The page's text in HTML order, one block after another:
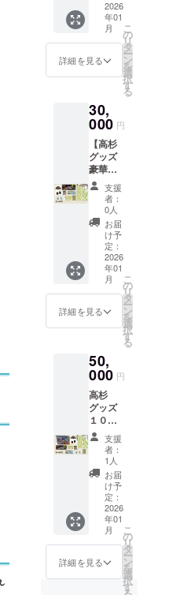
種類）
高杉晋
作・決
起の手
拭い
サイ
ズ：約
３６×９
綿１
００％
・一筆
箋 高
杉晋作
デフォ
ルメver.
サイ
ズ：約
８×１８
ｃｍ
２０枚
綴り
下敷き
付（２
種類）
・決起
タイ
プ）
内容
量：８
ｇ３個
入り
原材料
及び添
加物等
の食品
表示は
お届け
商品の
ラベル
に表記
されま
す。商
2026
年01
月
詳細を見る
こ
の
リ
タ
ー
ン
を
選
択
す
る
30,
000 円
【高杉
グッズ
豪華１
０点
セッ
ト】 ・
高杉晋
作・決
起の手
拭い
サイ
ズ：約
３６×９
０ｃｍ
綿１
００％
い 高
杉晋作
デフォ
ルメver.
サイ
ズ：３
４ｃｍ×
９０ｃ
ｍ 綿
１０
０％ ・
一筆
箋 高
杉晋作
デフォ
ルメver.
サイ
８×１８
支援
者：
0人
お届
け予
定：
2026
年01
月
詳細を見る
こ
の
リ
タ
ー
ン
を
選
択
す
る
50,
000 円
高杉
グッズ
１０点
に加
え、職
人の手
作りに
よる高
杉家家
紋入り
手拭い
額がつ
いてき
ます ・
手拭い
額 サ
支援
者：
1人
お届
け予
定：
2026
年01
月
詳細を見る
こ
の
リ
タ
ー
ン
を
選
択
す